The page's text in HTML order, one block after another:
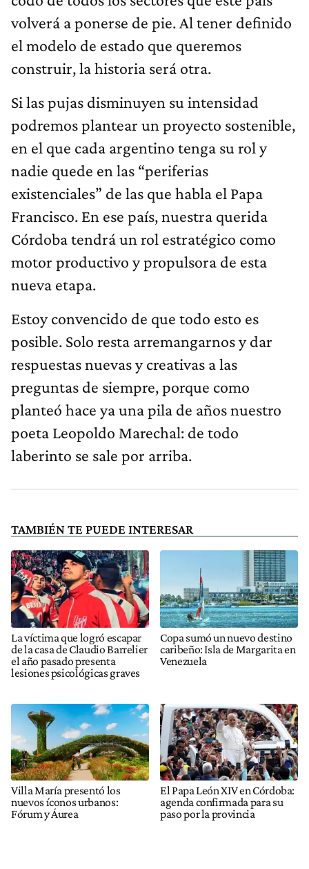
volverá a ponerse de pie. Al tener definido
el modelo de estado que queremos
construir, la historia será otra.
Si las pujas disminuyen su intensidad
podremos plantear un proyecto sostenible,
en el que cada argentino tenga su rol y
nadie quede en las “periferias
existenciales” de las que habla el Papa
Francisco. En ese país, nuestra querida
Córdoba tendrá un rol estratégico como
motor productivo y propulsora de esta
nueva etapa.
Estoy convencido de que todo esto es
posible. Solo resta arremangarnos y dar
respuestas nuevas y creativas a las
preguntas de siempre, porque como
planteó hace ya una pila de años nuestro
poeta Leopoldo Marechal: de todo
laberinto se sale por arriba.
TAMBIÉN TE PUEDE INTERESAR
La víctima que logró escapar
de la casa de Claudio Barrelier
el año pasado presenta
lesiones psicológicas graves
Copa sumó un nuevo destino
caribeño: Isla de Margarita en
Venezuela
Villa María presentó los
nuevos íconos urbanos:
Fórum y Áurea
El Papa León XIV en Córdoba:
agenda confirmada para su
paso por la provincia